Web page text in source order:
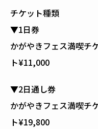
チケット種類
▼1日券
かがやきフェス満喫チ
ト¥11,000
▼2日通し券
かがやきフェス満喫チ
ト¥19,800